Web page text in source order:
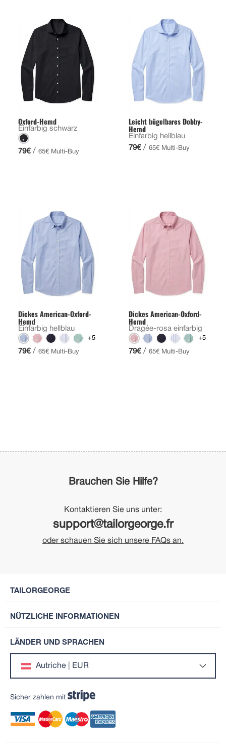
Oxford-Hemd
Einfarbig schwarz
79€ / 65€ Multi-Buy
Leicht bügelbares Dobby-
Hemd
Einfarbig hellblau
79€ / 65€ Multi-Buy
Dickes American-Oxford-
Hemd
Einfarbig hellblau
+5
79€ / 65€ Multi-Buy
Dickes American-Oxford-
Hemd
Dragée-rosa einfarbig
+5
79€ / 65€ Multi-Buy
Brauchen Sie Hilfe?
Kontaktieren Sie uns unter:
support@tailorgeorge.fr
oder schauen Sie sich unsere FAQs an.
TAILORGEORGE
NÜTZLICHE INFORMATIONEN
LÄNDER UND SPRACHEN
Autriche | EUR
Sicher zahlen mit